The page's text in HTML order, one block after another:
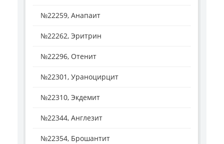
№22259, Анапаит
№22262, Эритрин
№22296, Отенит
№22301, Ураноцирцит
№22310, Экдемит
№22344, Англезит
№22354, Брошантит